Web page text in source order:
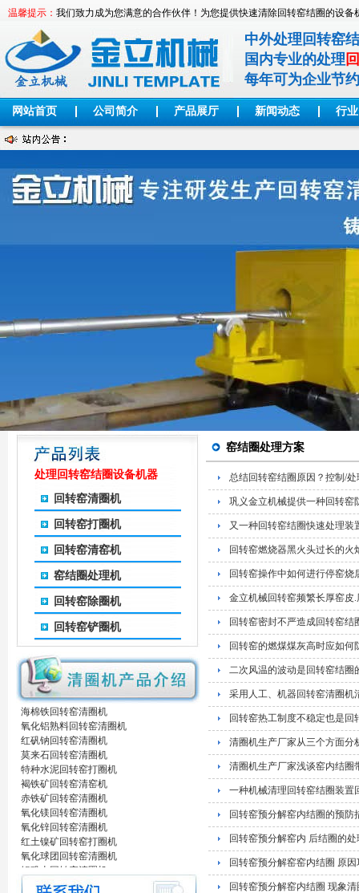
温馨提示： 我们致力成为您满意的合作伙伴！为您提供快速清除回转窑结圈的设备
中外处理回转窑
国内专业的处理
每年可为企业节约
网站首页 公司简介 产品展厅 新闻动态 行
处理回转窑结圈设备机器
回转窑清圈机
回转窑打圈机
回转窑清窑机
窑结圈处理机
回转窑除圈机
回转窑铲圈机
海棉铁回转窑清圈机
氧化铝熟料回转窑清圈机
红矾钠回转窑清圈机
莫来石回转窑清圈机
特种水泥回转窑打圈机
褐铁矿回转窑清窑机
赤铁矿回转窑清圈机
氧化镁回转窑清圈机
氧化锌回转窑清圈机
红土镍矿回转窑打圈机
氧化球团回转窑清圈机
铝矾土回转窑清圈机
铝酸钙粉窑清圈机
窑结圈处理方案
总结回转窑结圈原因？控制/处
巩义金立机械提供一种回转窑
又一种回转窑结圈快速处理装
回转窑燃烧器黑火头过长的
回转窑操作中如何进行停窑
金立机械回转窑频繁长厚窑皮
回转窑密封不严造成回转窑结
回转窑的燃煤煤灰高时应如
二次风温的波动是回转窑结圈
采用人工、机器回转窑清圈机
回转窑热工制度不稳定也是回
清圈机生产厂家从三个方面分
清圈机生产厂家浅谈窑内结圈
一种机械清理回转窑结圈装置
回转窑预分解窑内结圈的预防
回转窑预分解窑内 后结圈的
回转窑预分解窑窑内结圈 原
回转窑预分解窑内结圈 现象